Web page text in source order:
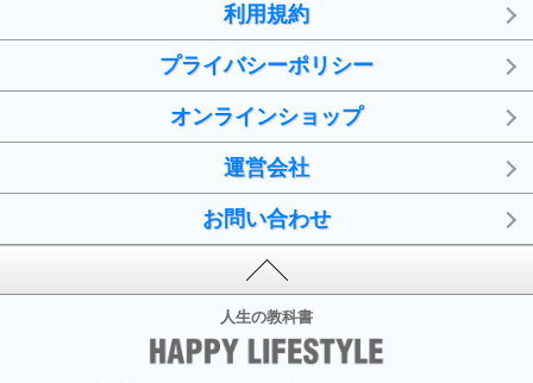
利用規約
プライバシーポリシー
オンラインショップ
運営会社
お問い合わせ
人生の教科書